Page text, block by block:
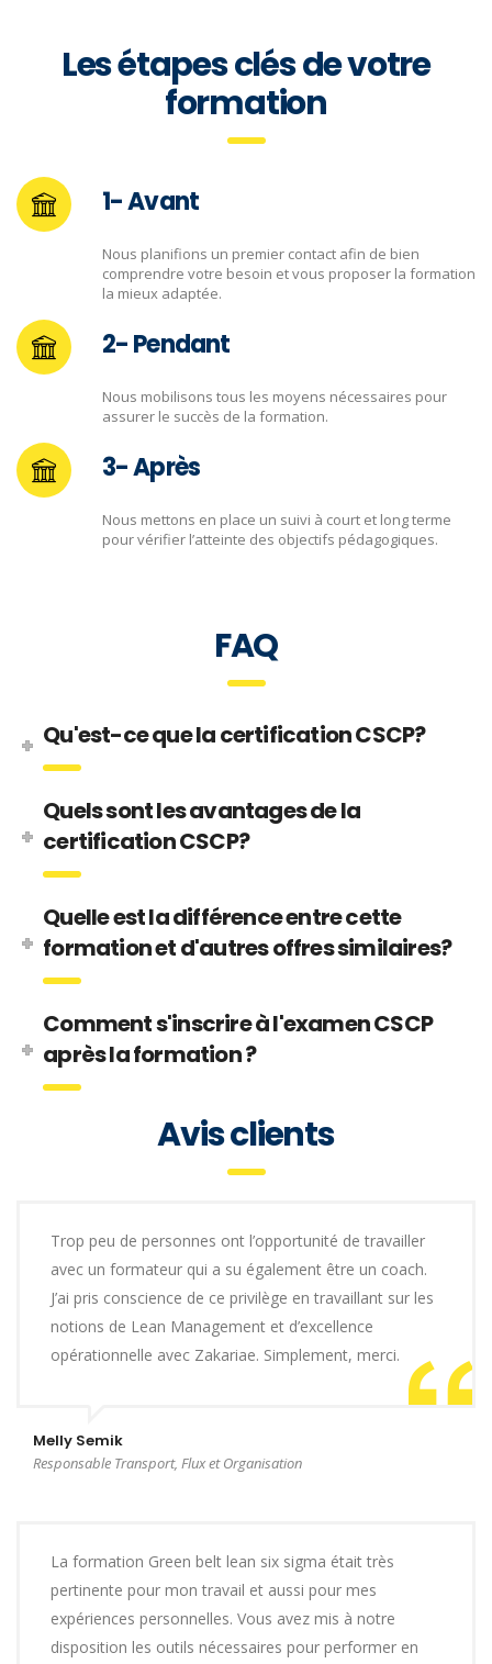
Les étapes clés de votre
formation
1- Avant
Nous planifions un premier contact afin de bien
comprendre votre besoin et vous proposer la formation
la mieux adaptée.
2- Pendant
Nous mobilisons tous les moyens nécessaires pour
assurer le succès de la formation.
3- Après
Nous mettons en place un suivi à court et long terme
pour vérifier l’atteinte des objectifs pédagogiques.
FAQ
Qu'est-ce que la certification CSCP?
Quels sont les avantages de la
certification CSCP?
Quelle est la différence entre cette
formation et d'autres offres similaires?
Comment s'inscrire à l'examen CSCP
après la formation ?
Avis clients
Trop peu de personnes ont l’opportunité de travailler
avec un formateur qui a su également être un coach.
J’ai pris conscience de ce privilège en travaillant sur les
notions de Lean Management et d’excellence
opérationnelle avec Zakariae. Simplement, merci.
Melly Semik
Responsable Transport, Flux et Organisation
La formation Green belt lean six sigma était très
pertinente pour mon travail et aussi pour mes
expériences personnelles. Vous avez mis à notre
disposition les outils nécessaires pour performer en